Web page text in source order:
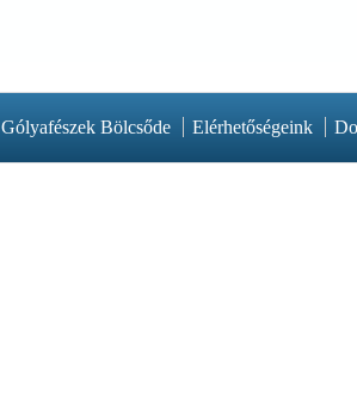
Gólyafészek Bölcsőde Elérhetőségeink